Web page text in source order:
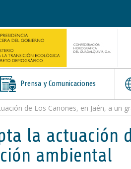
Prensa y Comunicaciones
de Los Cañones, en Jaén, a un
la actuación
ambiental